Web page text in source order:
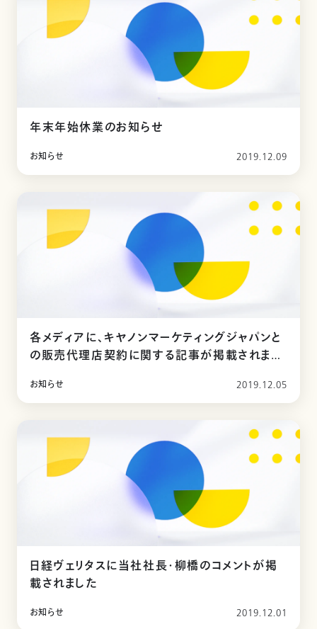
年末年始休業のお知らせ
お知らせ 2019.12.09
各メディアに、キヤノンマーケティングジャパンと
の販売代理店契約に関する記事が掲載されまし
お知らせ 2019.12.05
日経ヴェリタスに当社社長・柳橋のコメントが掲
載されました
お知らせ 2019.12.01